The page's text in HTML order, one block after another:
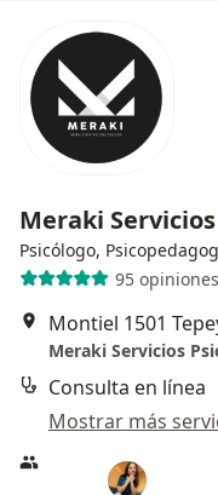
Meraki
Psicólogo,
95 opiniones
Meraki Servicios
Consulta en línea
Mostrar más